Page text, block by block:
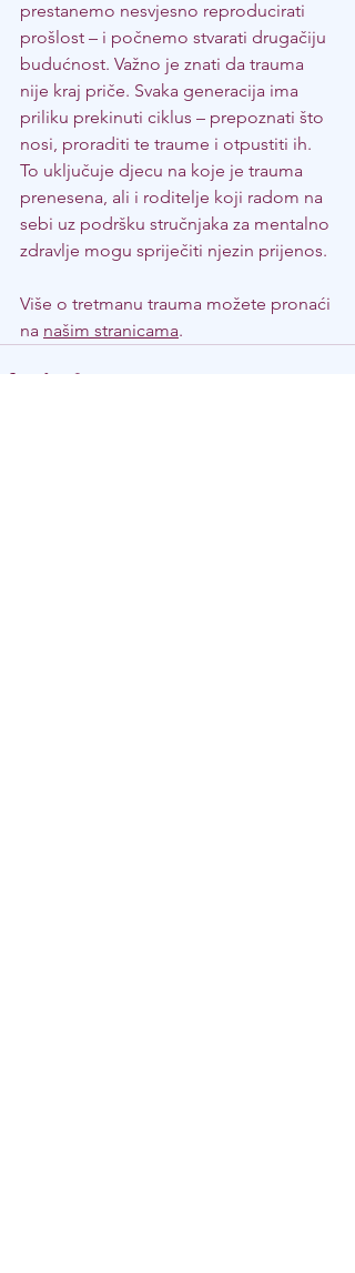
prestanemo nesvjesno reproducirati
prošlost – i počnemo stvarati drugačiju
budućnost. Važno je znati da trauma
nije kraj priče. Svaka generacija ima
priliku prekinuti ciklus – prepoznati što
nosi, proraditi te traume i otpustiti ih.
To uključuje djecu na koje je trauma
prenesena, ali i roditelje koji radom na
sebi uz podršku stručnjaka za mentalno
zdravlje mogu spriječiti njezin prijenos.
Više o tretmanu trauma možete pronaći
na našim stranicama.